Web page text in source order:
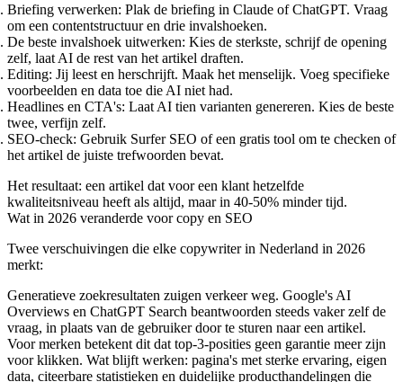
Briefing verwerken: Plak de briefing in Claude of ChatGPT. Vraag
om een contentstructuur en drie invalshoeken.
De beste invalshoek uitwerken: Kies de sterkste, schrijf de opening
zelf, laat AI de rest van het artikel draften.
Editing: Jij leest en herschrijft. Maak het menselijk. Voeg specifieke
voorbeelden en data toe die AI niet had.
Headlines en CTA's: Laat AI tien varianten genereren. Kies de beste
twee, verfijn zelf.
SEO-check: Gebruik Surfer SEO of een gratis tool om te checken of
het artikel de juiste trefwoorden bevat.
Het resultaat: een artikel dat voor een klant hetzelfde
kwaliteitsniveau heeft als altijd, maar in 40-50% minder tijd.
Wat in 2026 veranderde voor copy en SEO
Twee verschuivingen die elke copywriter in Nederland in 2026
merkt:
Generatieve zoekresultaten zuigen verkeer weg. Google's AI
Overviews en ChatGPT Search beantwoorden steeds vaker zelf de
vraag, in plaats van de gebruiker door te sturen naar een artikel.
Voor merken betekent dit dat top-3-posities geen garantie meer zijn
voor klikken. Wat blijft werken: pagina's met sterke ervaring, eigen
data, citeerbare statistieken en duidelijke producthandelingen die